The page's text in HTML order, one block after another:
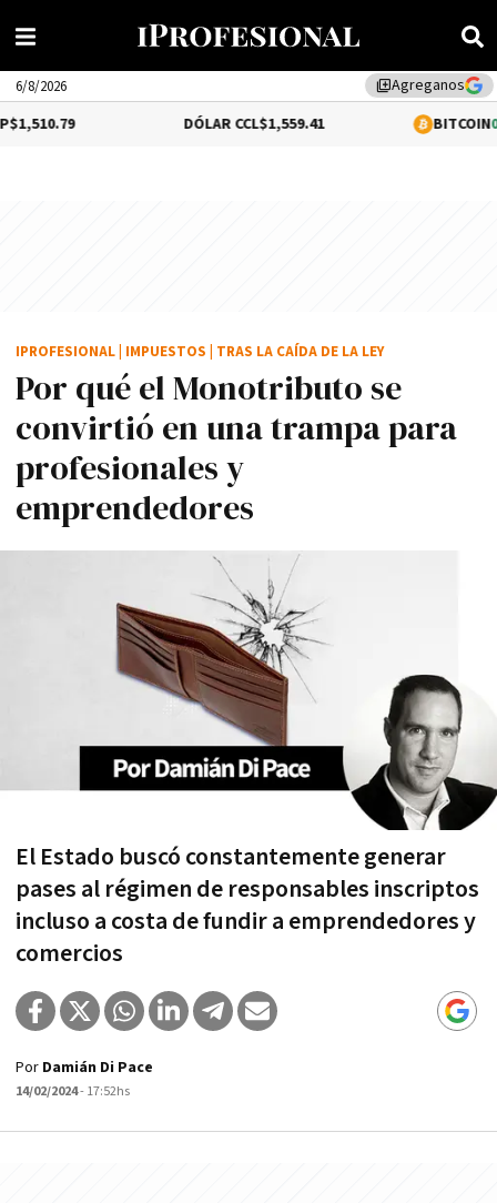
library_addAgreganos
6/8/2026
$1,559.41 0.16%
Por qué el Monotributo se
convirtió en una trampa para
profesionales y
emprendedores
El Estado buscó constantemente generar
pases al régimen de responsables inscriptos
incluso a costa de fundir a emprendedores y
comercios
IPROFESIONAL IMPUESTOS TRAS LA CAÍDA DE LA LEY
Por Damián Di Pace
14/02/2024- 17:52hs